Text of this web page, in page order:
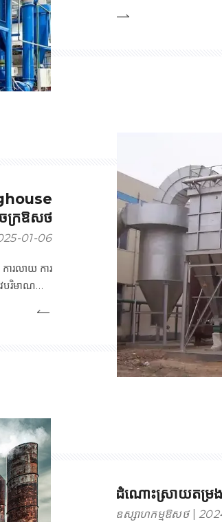
ក្រឱសថ
01-06
ារលាយ ការ
បរិមាណជាក់
ដំណោះស្រាយតម្រ
ឧស្សាហកម្មឱសថ